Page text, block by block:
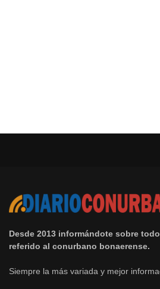
Desde 2013 informándote sobre
referido al conurbano bonaerense.
Siempre la más variada y mejor